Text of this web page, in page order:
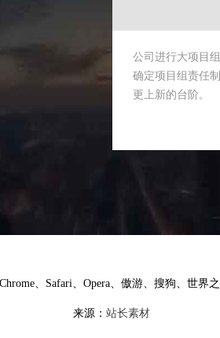
公司进行大项目
确定项目组责任
更上新的台阶。
、Safari、Opera、傲游、搜狗、世界
来源： 站长素材